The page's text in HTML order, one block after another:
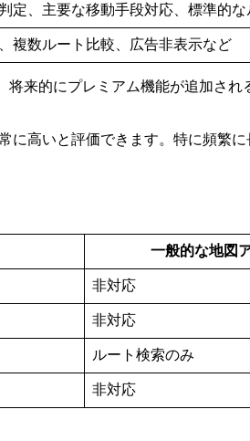
定、主要な移動手段対応、標準的
複数ルート比較、広告非表示など
来的にプレミアム機能が追加さ
に高いと評価できます。特に頻繁
一般的な地図
非対応
非対応
ルート検索のみ
非対応